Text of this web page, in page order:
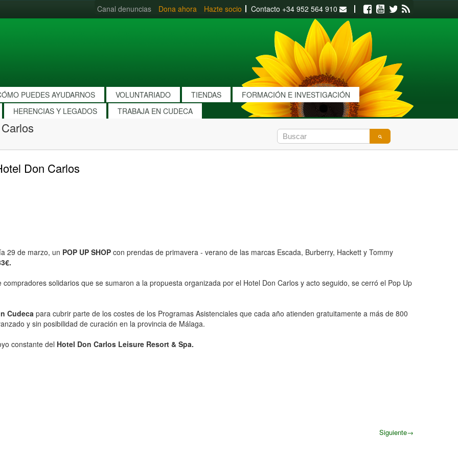
Canal denuncias Dona ahora Hazte socio Contacto +34 952 564 910 Facebook
Youtube
Twitter
PUEDES AYUDARNOS VOLUNTARIADO TIENDAS
FORMACIÓN E INVESTIGACIÓN
HERENCIAS Y LEGADOS
TRABAJA EN CUDECA
Don Carlos
29 de marzo, un POP UP SHOP con prendas de primavera - verano de las marcas Escada, Burberry, Hackett y Tommy
solidarios que se sumaron a la propuesta organizada por el Hotel Don Carlos y acto seguido, se cerró el Pop Up
Cudeca para cubrir parte de los costes de los Programas Asistenciales que cada año atienden gratuitamente a más de 800
y sin posibilidad de curación en la provincia de Málaga.
constante del Hotel Don Carlos Leisure Resort & Spa.
Siguiente→